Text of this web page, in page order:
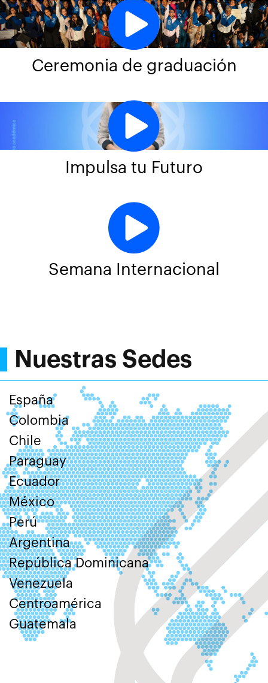
Ceremonia de graduación
Impulsa tu Futuro
Semana Internacional
Nuestras Sedes
España
Colombia
Chile
Paraguay
Ecuador
México
Perú
Argentina
República Dominicana
Venezuela
Centroamérica
Guatemala